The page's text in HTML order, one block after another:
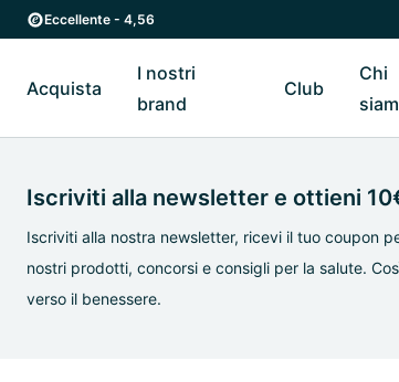
Vai al contenuto principale
Vai direttamente alla navigazione principale
Eccellente - 4,56
Acquista Riavvia il sottomenu di Acquista
I nostri
brand
Riavvia il sottomenu
Club Riavvia il
Chi
Iscriviti alla newsletter e ottieni
Iscriviti alla nostra newsletter, ricevi il tuo coupon
nostri prodotti, concorsi e consigli per la salute.
verso il benessere.